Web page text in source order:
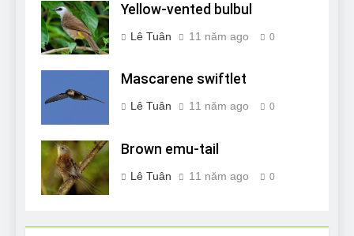
Yellow-vented bulbul
Lê Tuân 11 năm ago 0
Mascarene swiftlet
Lê Tuân 11 năm ago 0
Brown emu-tail
Lê Tuân 11 năm ago 0